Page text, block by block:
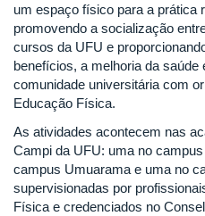
um espaço físico para a prática
promovendo a socialização
cursos da UFU e
benefícios, a melhoria da saúde
comunidade universitária com
Educação Física.
As atividades acontecem nas
Campi da UFU: uma no
campus Umuarama e uma no
supervisionadas por
Física e credenciados no